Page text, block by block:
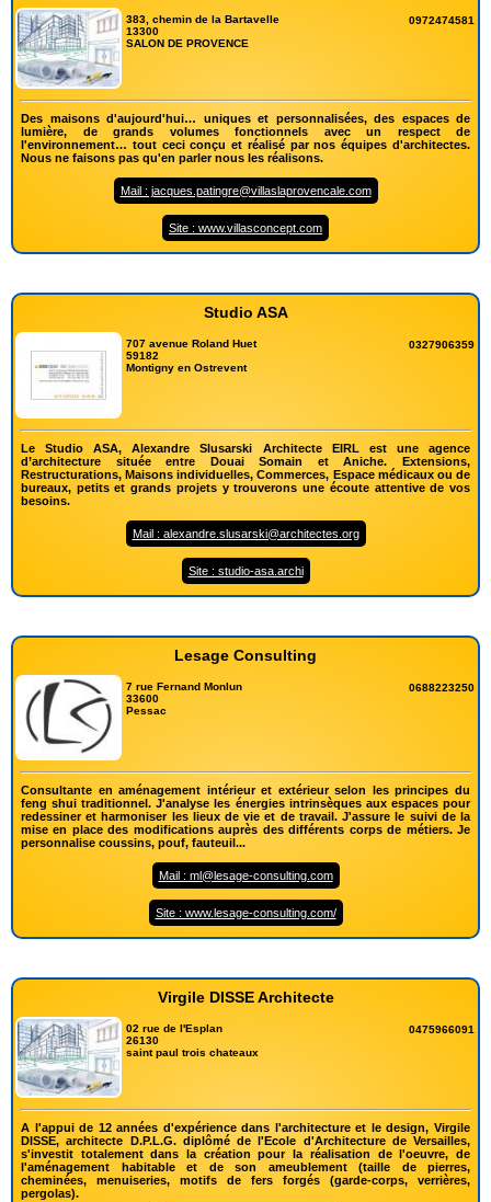
383, chemin de la Bartavelle
13300
SALON DE PROVENCE
0972474581
Des maisons d'aujourd'hui… uniques et personnalisées, des espaces de
lumière, de grands volumes fonctionnels avec un respect de
l'environnement… tout ceci conçu et réalisé par nos équipes d'architectes.
Nous ne faisons pas qu'en parler nous les réalisons.
Mail : jacques.patingre@villaslaprovencale.com
Site : www.villasconcept.com
Studio ASA
707 avenue Roland Huet
59182
Montigny en Ostrevent
0327906359
Le Studio ASA, Alexandre Slusarski Architecte EIRL est une agence
d’architecture située entre Douai Somain et Aniche. Extensions,
Restructurations, Maisons individuelles, Commerces, Espace médicaux ou de
bureaux, petits et grands projets y trouverons une écoute attentive de vos
besoins.
Mail : alexandre.slusarski@architectes.org
Site : studio-asa.archi
Lesage Consulting
7 rue Fernand Monlun
33600
Pessac
0688223250
Consultante en aménagement intérieur et extérieur selon les principes du
feng shui traditionnel. J'analyse les énergies intrinsèques aux espaces pour
redessiner et harmoniser les lieux de vie et de travail. J'assure le suivi de la
mise en place des modifications auprès des différents corps de métiers. Je
personnalise coussins, pouf, fauteuil...
Mail : ml@lesage-consulting.com
Site : www.lesage-consulting.com/
Virgile DISSE Architecte
02 rue de l'Esplan
26130
saint paul trois chateaux
0475966091
A l'appui de 12 années d'expérience dans l'architecture et le design, Virgile
DISSE, architecte D.P.L.G. diplômé de l'Ecole d'Architecture de Versailles,
s'investit totalement dans la création pour la réalisation de l'oeuvre, de
l'aménagement habitable et de son ameublement (taille de pierres,
cheminées, menuiseries, motifs de fers forgés (garde-corps, verrières,
pergolas).